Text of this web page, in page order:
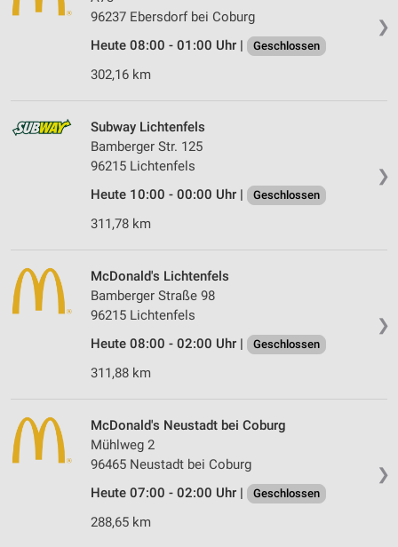
❯
96237 Ebersdorf bei Coburg
Heute 08:00 - 01:00 Uhr |
Geschlossen
302,16 km
❯
Subway Lichtenfels
Bamberger Str. 125
96215 Lichtenfels
Heute 10:00 - 00:00 Uhr |
Geschlossen
311,78 km
❯
McDonald's Lichtenfels
Bamberger Straße 98
96215 Lichtenfels
Heute 08:00 - 02:00 Uhr |
Geschlossen
311,88 km
❯
McDonald's Neustadt bei Coburg
Mühlweg 2
96465 Neustadt bei Coburg
Heute 07:00 - 02:00 Uhr |
Geschlossen
288,65 km